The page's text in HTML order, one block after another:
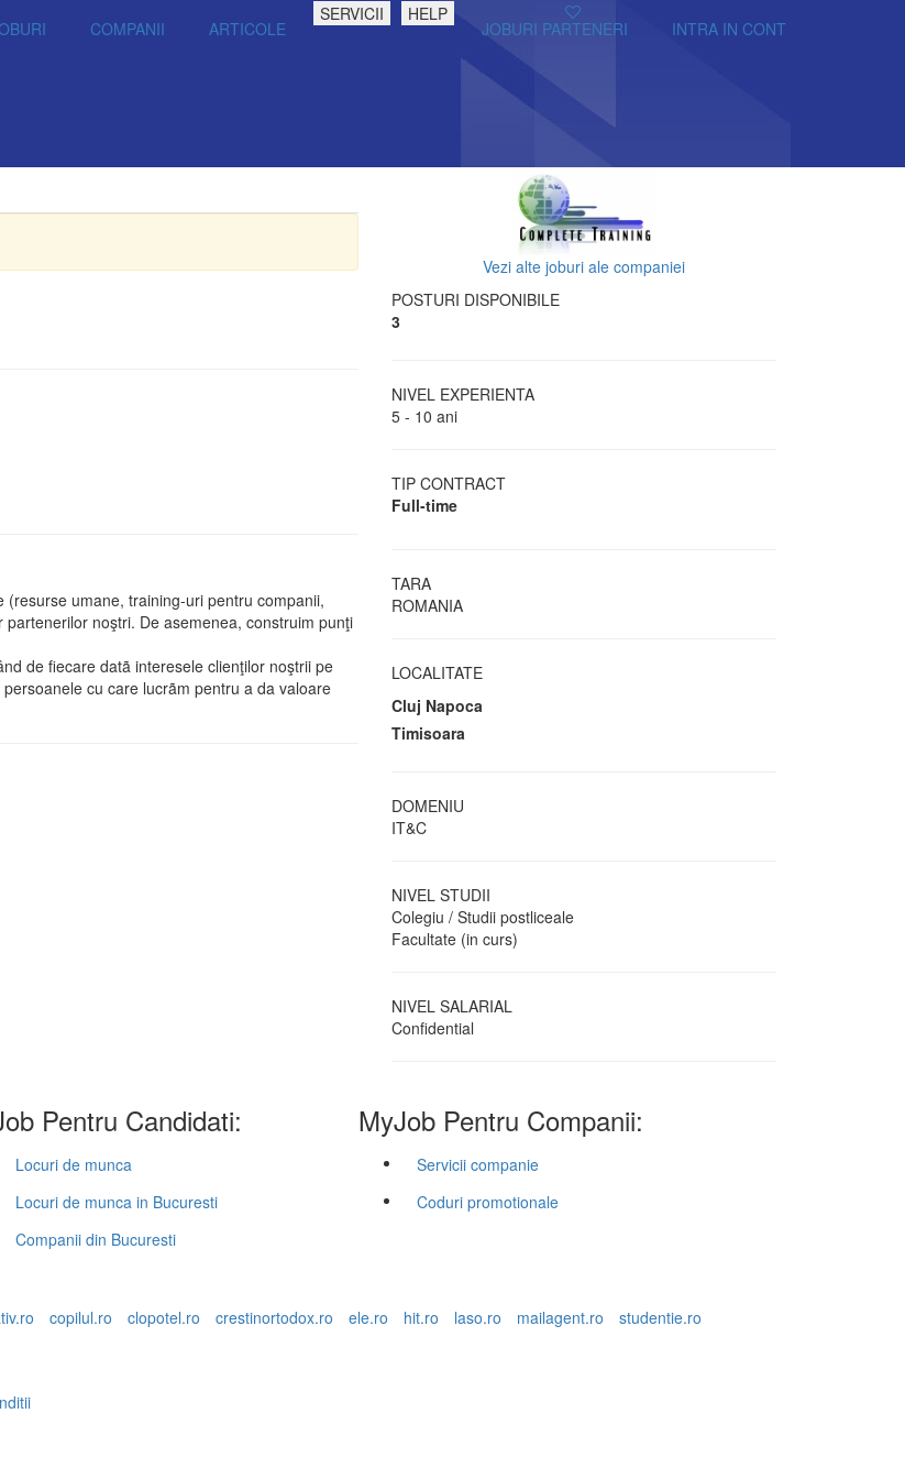
COMPANII ARTICOLE
SERVICII HELP
JOBURI PARTENERI INTRA IN CONT
Vezi alte joburi ale companiei
POSTURI DISPONIBILE
3
NIVEL EXPERIENTA
5 - 10 ani
TIP CONTRACT
Full-time
TARA
ROMANIA
LOCALITATE
Cluj Napoca
Timisoara
DOMENIU
IT&C
NIVEL STUDII
Colegiu / Studii postliceale
Facultate (in curs)
NIVEL SALARIAL
Confidential
umane, training-uri pentru companii,
noştri. De asemenea, construim punţi
de fiecare datã interesele clienţilor noştrii pe
cu care lucrãm pentru a da valoare
Pentru Candidati:
Locuri de munca
Locuri de munca in Bucuresti
Companii din Bucuresti
MyJob Pentru Companii:
Servicii companie
Coduri promotionale
copilul.ro clopotel.ro crestinortodox.ro ele.ro hit.ro laso.ro mailagent.ro
studentie.ro